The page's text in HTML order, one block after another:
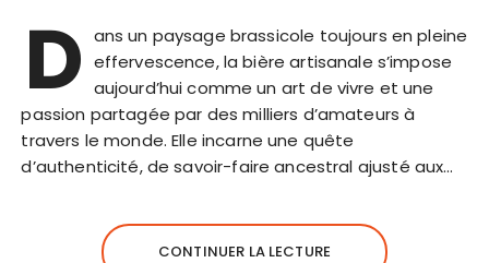
D ans un paysage brassicole toujours en pleine
effervescence, la bière artisanale s’impose
aujourd’hui comme un art de vivre et une
passion partagée par des milliers d’amateurs à
travers le monde. Elle incarne une quête
d’authenticité, de savoir-faire ancestral ajusté aux…
CONTINUER LA LECTURE